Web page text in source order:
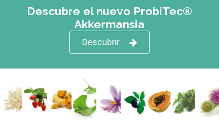
Descubre el nuevo ProbiTec®
Akkermansia
Descubrir